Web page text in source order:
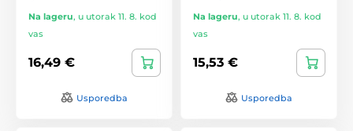
Na lageru, u utorak 11. 8. kod
vas
16,49 €
Usporedba
Na lageru, u utorak 11. 8. kod
vas
15,53 €
Usporedba